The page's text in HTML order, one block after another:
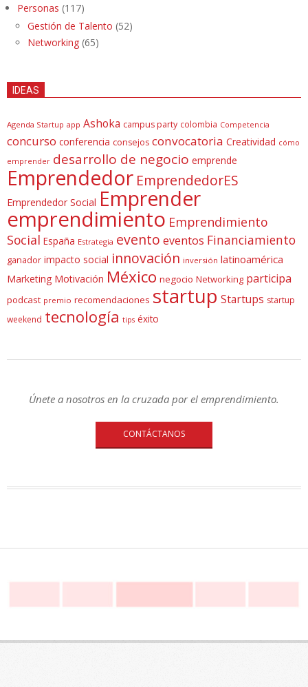
Personas (117)
Gestión de Talento (52)
Networking (65)
IDEAS
Agenda Startup app Ashoka campus party colombia Competencia
concurso conferencia consejos convocatoria Creatividad cómo
emprender desarrollo de negocio emprende
Emprendedor EmprendedorES
Emprendedor Social Emprender
emprendimiento Emprendimiento
Social España Estrategia evento eventos Financiamiento
ganador impacto social innovación inversión latinoamérica
Marketing Motivación México negocio Networking participa
podcast premio recomendaciones startup Startups startup
weekend tecnología tips éxito
Únete a nosotros en la cruzada por el emprendimiento.
CONTÁCTANOS